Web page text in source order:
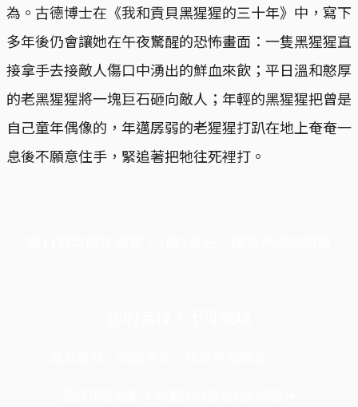
為。古德博士在《我和貢貝黑猩猩的三十年》中，寫下
多年後仍會讓她在午夜驚醒的恐怖畫面：一隻黑猩猩直
接拿手去接敵人傷口中湧出的鮮血來飲；平日溫和憨厚
的老黑猩猩將一塊巨石砸向敵人；年輕的黑猩猩把曾是
自己童年偶像的，年邁孱弱的老猩猩打趴在地上奄奄一
息後不願意住手，緊追著把牠往死裡打。